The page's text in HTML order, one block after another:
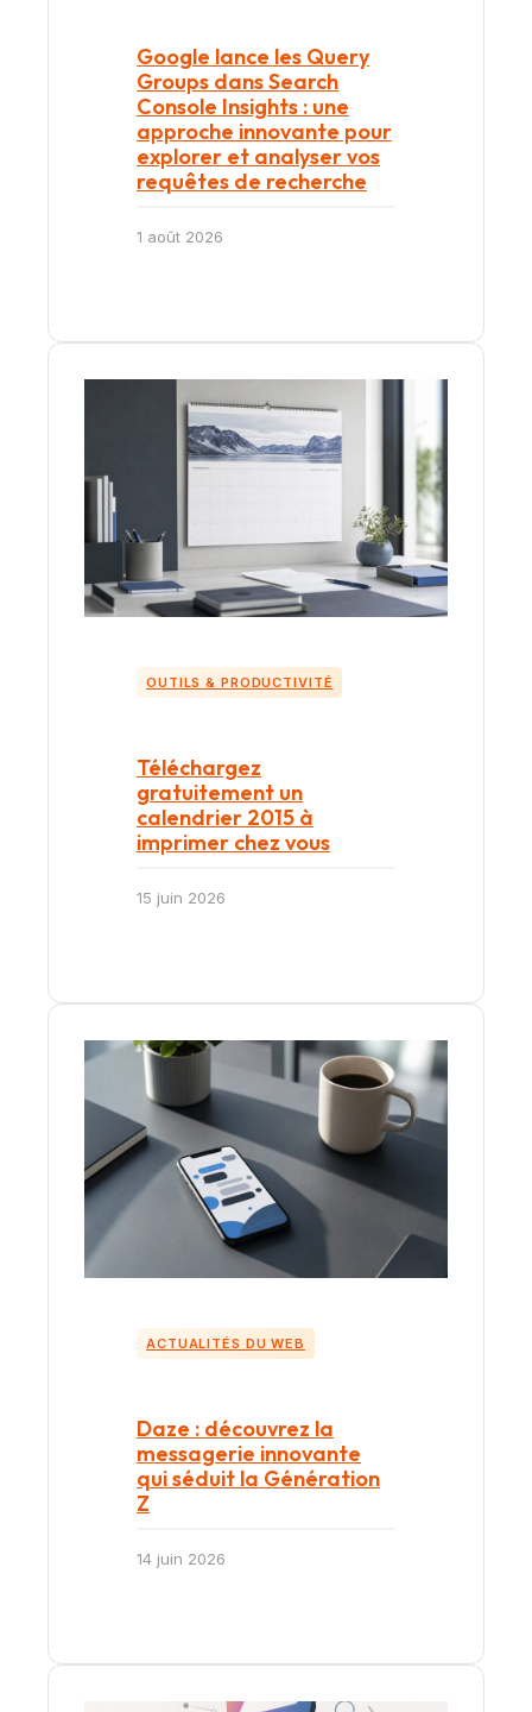
Google lance les Query
Groups dans Search
Console Insights : une
approche innovante pour
explorer et analyser vos
requêtes de recherche
1 août 2026
OUTILS & PRODUCTIVITÉ
Téléchargez
gratuitement un
calendrier 2015 à
imprimer chez vous
15 juin 2026
ACTUALITÉS DU WEB
Daze : découvrez la
messagerie innovante
qui séduit la Génération
Z
14 juin 2026